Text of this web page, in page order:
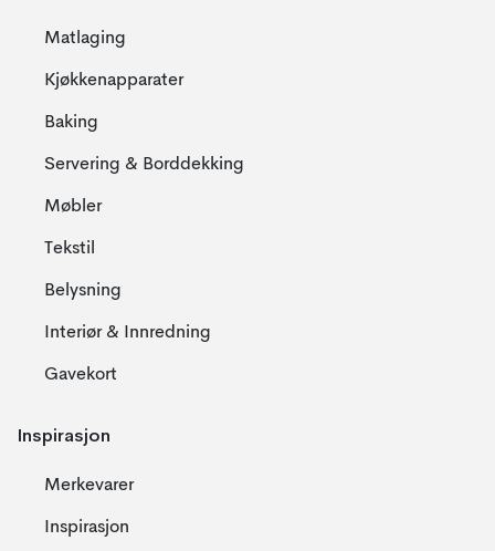
Matlaging
Kjøkkenapparater
Baking
Servering & Borddekking
Møbler
Tekstil
Belysning
Interiør & Innredning
Gavekort
Inspirasjon
Merkevarer
Inspirasjon